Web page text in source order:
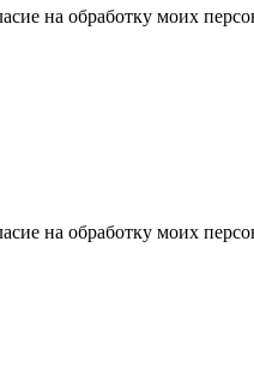
на обработку моих
на обработку моих